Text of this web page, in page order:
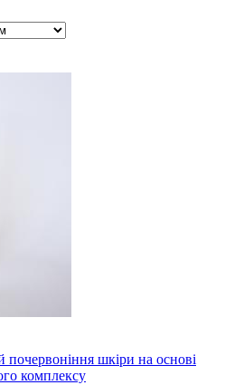
почервоніння шкіри на основі
комплексу